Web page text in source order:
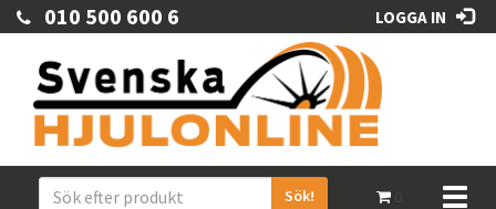
010 500 600 6 LOGGA IN
Sök!